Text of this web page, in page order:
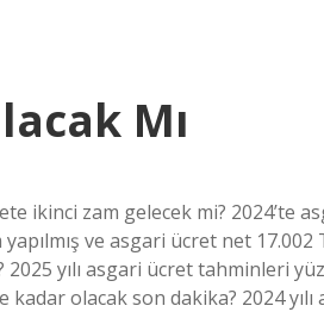
Mı
ikinci zam gelecek mi? 2024’te
ve asgari ücret net
yılı asgari ücret tahminleri
olacak son dakika? 2024